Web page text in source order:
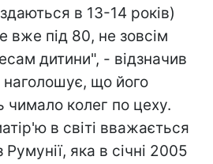
в 13-14 років)
вже під 80, не зовсім
дитини", - відзначив
що його
чимало колег по цеху.
в світі вважається
Румунії, яка в січні 2005